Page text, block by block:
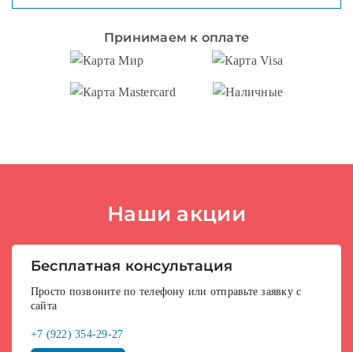
Принимаем к оплате
Наши акции
Бесплатная консультация
Просто позвоните по телефону или отправьте заявку с
сайта
+7 (922) 354-29-27